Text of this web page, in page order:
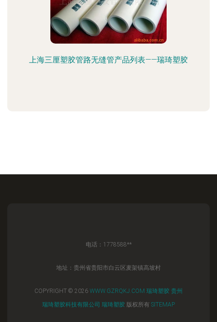
上海三厘塑胶管路无缝管产品列表——瑞琦塑胶
电话：1778588**
地址：贵州省贵阳市白云区麦架镇高坡村
COPYRIGHT © 2026 WWW.GZRQKJ.COM 瑞琦塑胶 贵州
瑞琦塑胶科技有限公司 瑞琦塑胶 版权所有 SITEMAP